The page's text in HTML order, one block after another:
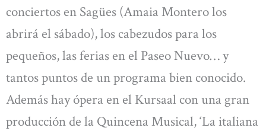
conciertos en Sagües (Amaia Montero los
abrirá el sábado), los cabezudos para los
pequeños, las ferias en el Paseo Nuevo… y
tantos puntos de un programa bien conocido.
Además hay ópera en el Kursaal con una gran
producción de la Quincena Musical, ‘La italiana